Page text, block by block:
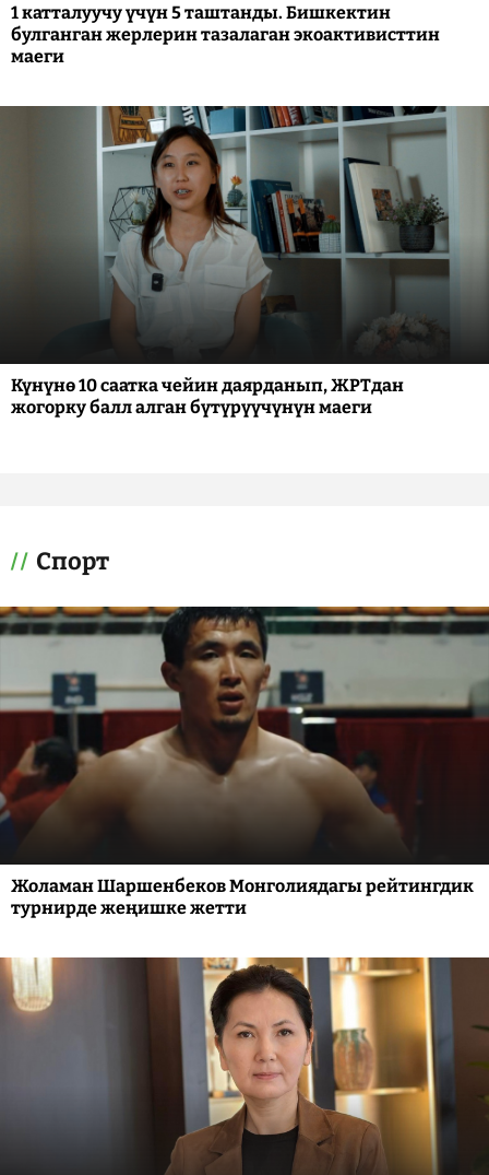
1 катталуучу үчүн 5 таштанды. Бишкектин
булганган жерлерин тазалаган экоактивисттин
маеги
Күнүнө 10 саатка чейин даярданып, ЖРТдан
жогорку балл алган бүтүрүүчүнүн маеги
Спорт
Жоламан Шаршенбеков Монголиядагы рейтингдик
турнирде жеңишке жетти